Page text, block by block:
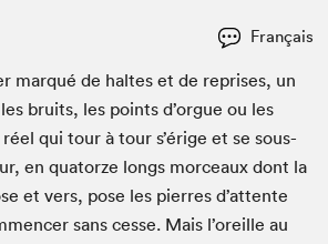
Français
mar­qué de haltes et de repris­es, un
bruits, les points d’orgue ou les
réel qui tour à tour s’érige et se sous­
en qua­torze longs morceaux dont la
et vers, pose les pier­res d’attente
sans cesse. Mais l’oreille au